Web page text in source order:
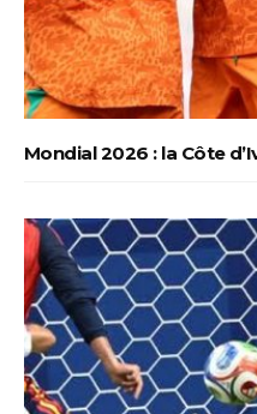
Mondial 2026 : la Côte